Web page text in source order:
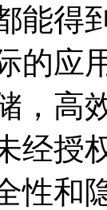
能得
的应用
，
经授
性和